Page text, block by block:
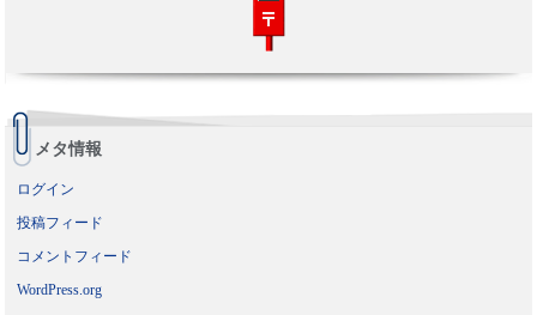
メタ情報
ログイン
投稿フィード
コメントフィード
WordPress.org